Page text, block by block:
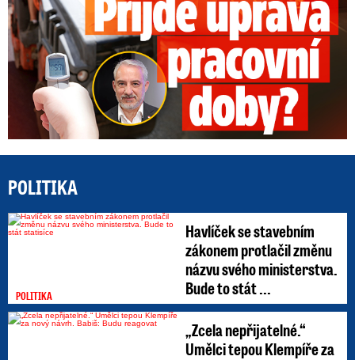
POLITIKA
POLITIKA
Havlíček se stavebním
zákonem protlačil změnu
názvu svého ministerstva.
Bude to stát ...
„Zcela nepřijatelné.“
Umělci tepou Klempíře za